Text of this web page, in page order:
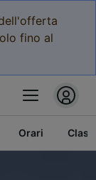
fino al
Orari